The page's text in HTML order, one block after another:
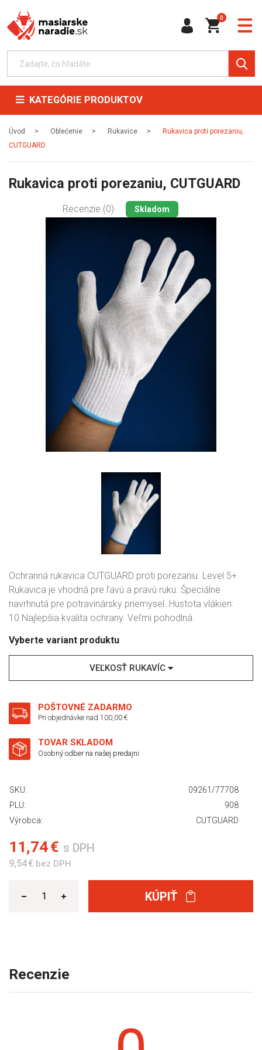
0
KATEGÓRIE PRODUKTOV
Úvod Oblečenie Rukavice
Rukavica proti porezaniu,
CUTGUARD
Rukavica proti porezaniu, CUTGUARD
Recenzie (0) Skladom
Ochranná rukavica CUTGUARD proti porezaniu. Level 5+.
Rukavica je vhodná pre ľavú a pravú ruku. Špeciálne
navrhnutá pre potravinársky priemysel. Hustota vlákien:
10.Najlepšia kvalita ochrany. Veľmi pohodlná.
Vyberte variant produktu
VEĽKOSŤ RUKAVÍC
POŠTOVNÉ ZADARMO
Pri objednávke nad 100,00 €
TOVAR SKLADOM
Osobný odber na našej predajni
SKU:
09261/77708
PLU:
908
Výrobca:
CUTGUARD
11,74 € s DPH
9,54 € bez DPH
KÚPIŤ
Recenzie